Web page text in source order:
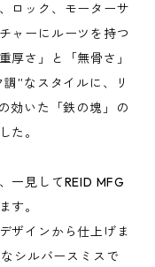
ロック、モーターサ
ャーにルーツを持つ
厚さ」と「無骨さ」
”なスタイルに、リ
効いた「鉄の塊」の
た。
一見してREID MFG
す。
ザインから仕上げま
シルバースミスで